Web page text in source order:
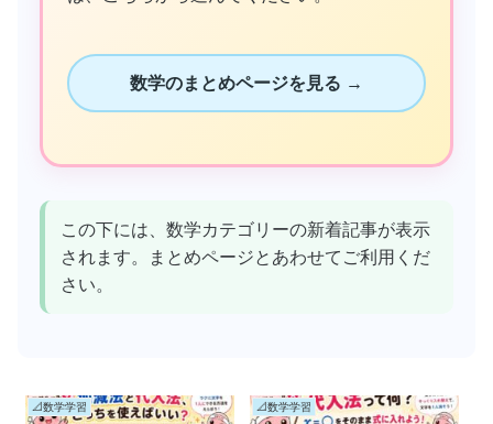
数学のまとめページを見る →
この下には、数学カテゴリーの新着記事が表示
されます。まとめページとあわせてご利用くだ
さい。
📐数学学習 📐数学学習